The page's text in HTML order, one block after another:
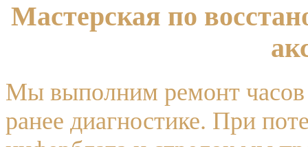
Мастерская по
Мы выполним ремонт часов
ранее диагностике. При